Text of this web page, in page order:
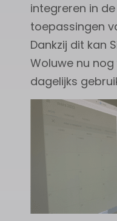
integreren in
toepassingen
Dankzij dit kan
Woluwe nu
dagelijks